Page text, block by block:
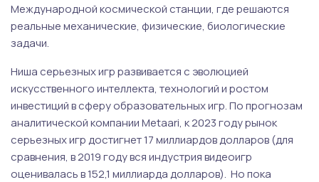
Международной космической станции, где решаются
реальные механические, физические, биологические
задачи.
Ниша серьезных игр развивается с эволюцией
искусственного интеллекта, технологий и ростом
инвестиций в сферу образовательных игр. По прогнозам
аналитической компании Metaari, к 2023 году рынок
серьезных игр достигнет 17 миллиардов долларов (для
сравнения, в 2019 году вся индустрия видеоигр
оценивалась в 152,1 миллиарда долларов). Но пока